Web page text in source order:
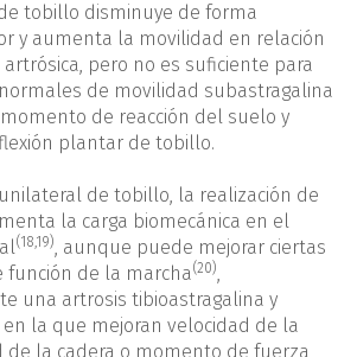
tobillo disminuye de forma
y aumenta la movilidad en relación
pero no es suficiente para
de movilidad subastragalina
de reacción del suelo y
plantar de tobillo.
de tobillo, la realización de
la carga biomecánica en el
(18,19), aunque puede mejorar ciertas
de la marcha(20),
una artrosis tibioastragalina y
en la que mejoran velocidad de la
de la cadera o momento de fuerza